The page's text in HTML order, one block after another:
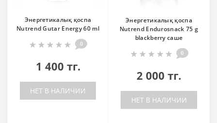
Энергетикалық қоспа
Nutrend Gutar Energy 60 ml
0
1 400 тг.
НЕТ В НАЛИЧИИ
Энергетикалық қоспа
Nutrend Endurosnack 75 g
blackberry саше
0
2 000 тг.
НЕТ В НАЛИЧИИ